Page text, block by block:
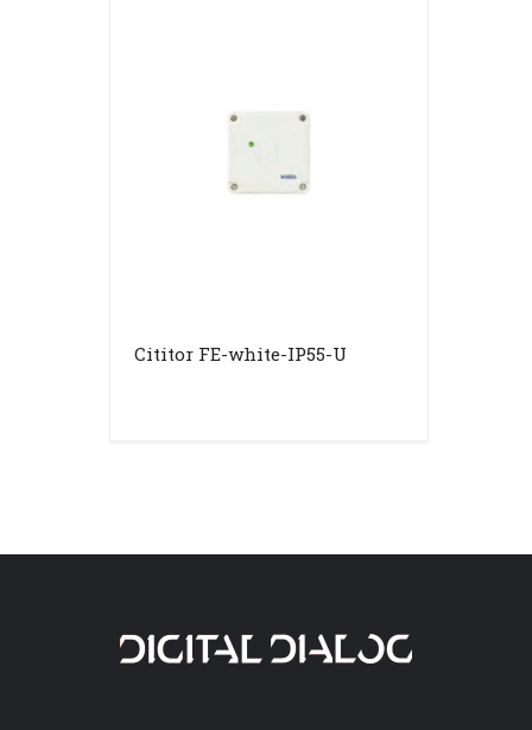
Cititor FE-white-IP55-U